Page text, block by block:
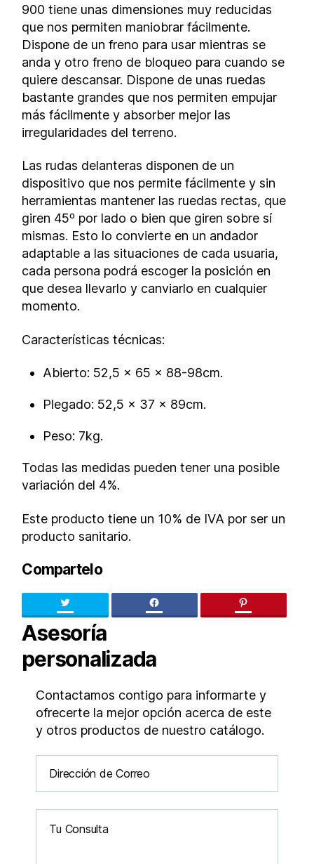
900 tiene unas dimensiones muy reducidas
que nos permiten maniobrar fácilmente.
Dispone de un freno para usar mientras se
anda y otro freno de bloqueo para cuando se
quiere descansar. Dispone de unas ruedas
bastante grandes que nos permiten empujar
más fácilmente y absorber mejor las
irregularidades del terreno.
Las rudas delanteras disponen de un
dispositivo que nos permite fácilmente y sin
herramientas mantener las ruedas rectas, que
giren 45º por lado o bien que giren sobre sí
mismas. Esto lo convierte en un andador
adaptable a las situaciones de cada usuaria,
cada persona podrá escoger la posición en
que desea llevarlo y canviarlo en cualquier
momento.
Características técnicas:
Abierto: 52,5 x 65 x 88-98cm.
Plegado: 52,5 x 37 x 89cm.
Peso: 7kg.
Todas las medidas pueden tener una posible
variación del 4%.
Este producto tiene un 10% de IVA por ser un
producto sanitario.
Compartelo
Twitter facebook pinteres
Asesoría
personalizada
Contactamos contigo para informarte y
ofrecerte la mejor opción acerca de este
y otros productos de nuestro catálogo.